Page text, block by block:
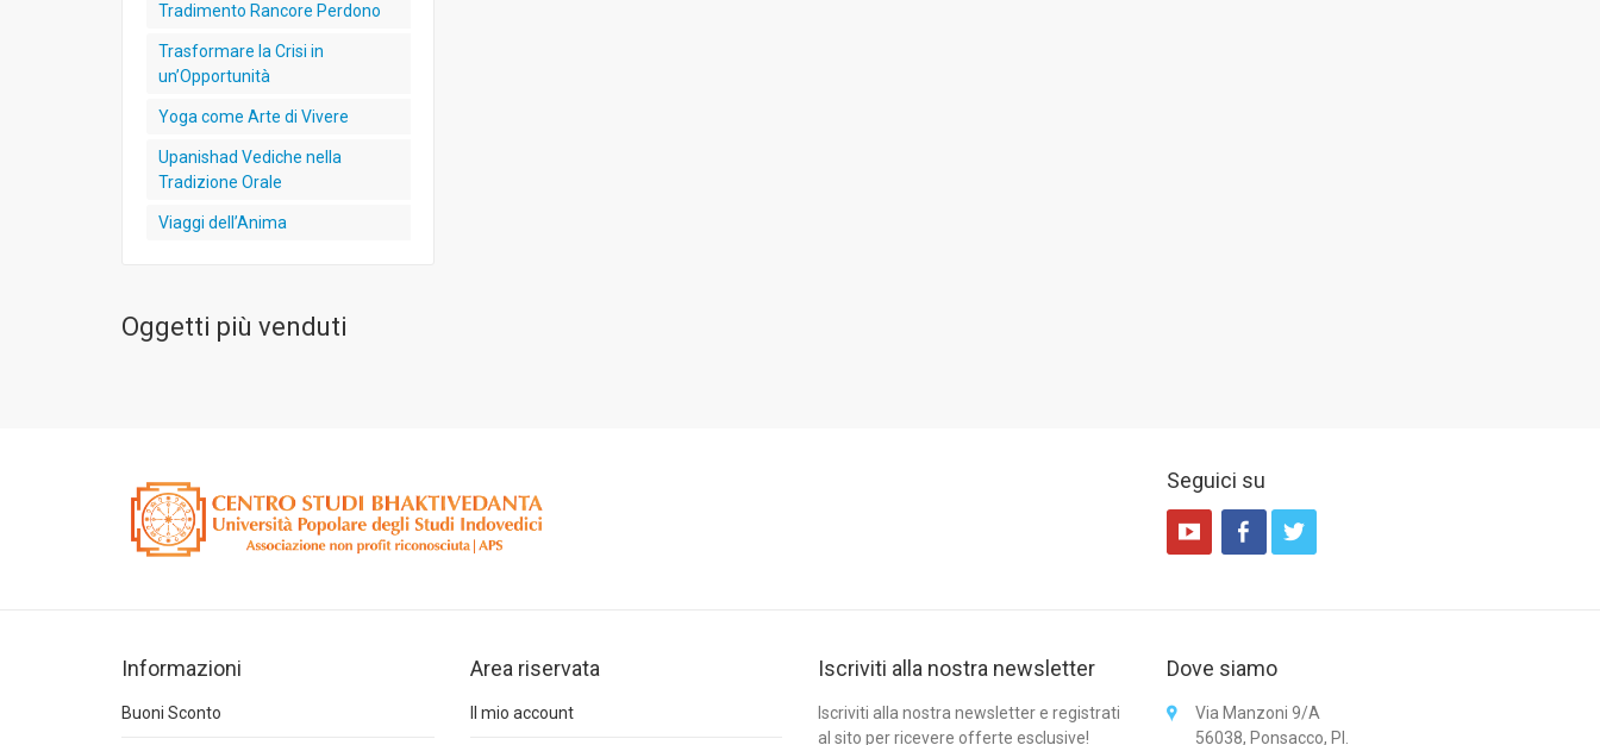
Tradimento Rancore Perdono
Trasformare la Crisi in
un’Opportunità
Yoga come Arte di Vivere
Upanishad Vediche nella
Tradizione Orale
Viaggi dell’Anima
Oggetti più venduti
Seguici su
Informazioni
Buoni Sconto
Area riservata
Il mio account
Iscriviti alla nostra newsletter
Iscriviti alla nostra newsletter e registrati
al sito per ricevere offerte esclusive!
Dove siamo
Via Manzoni 9/A
56038, Ponsacco, PI.